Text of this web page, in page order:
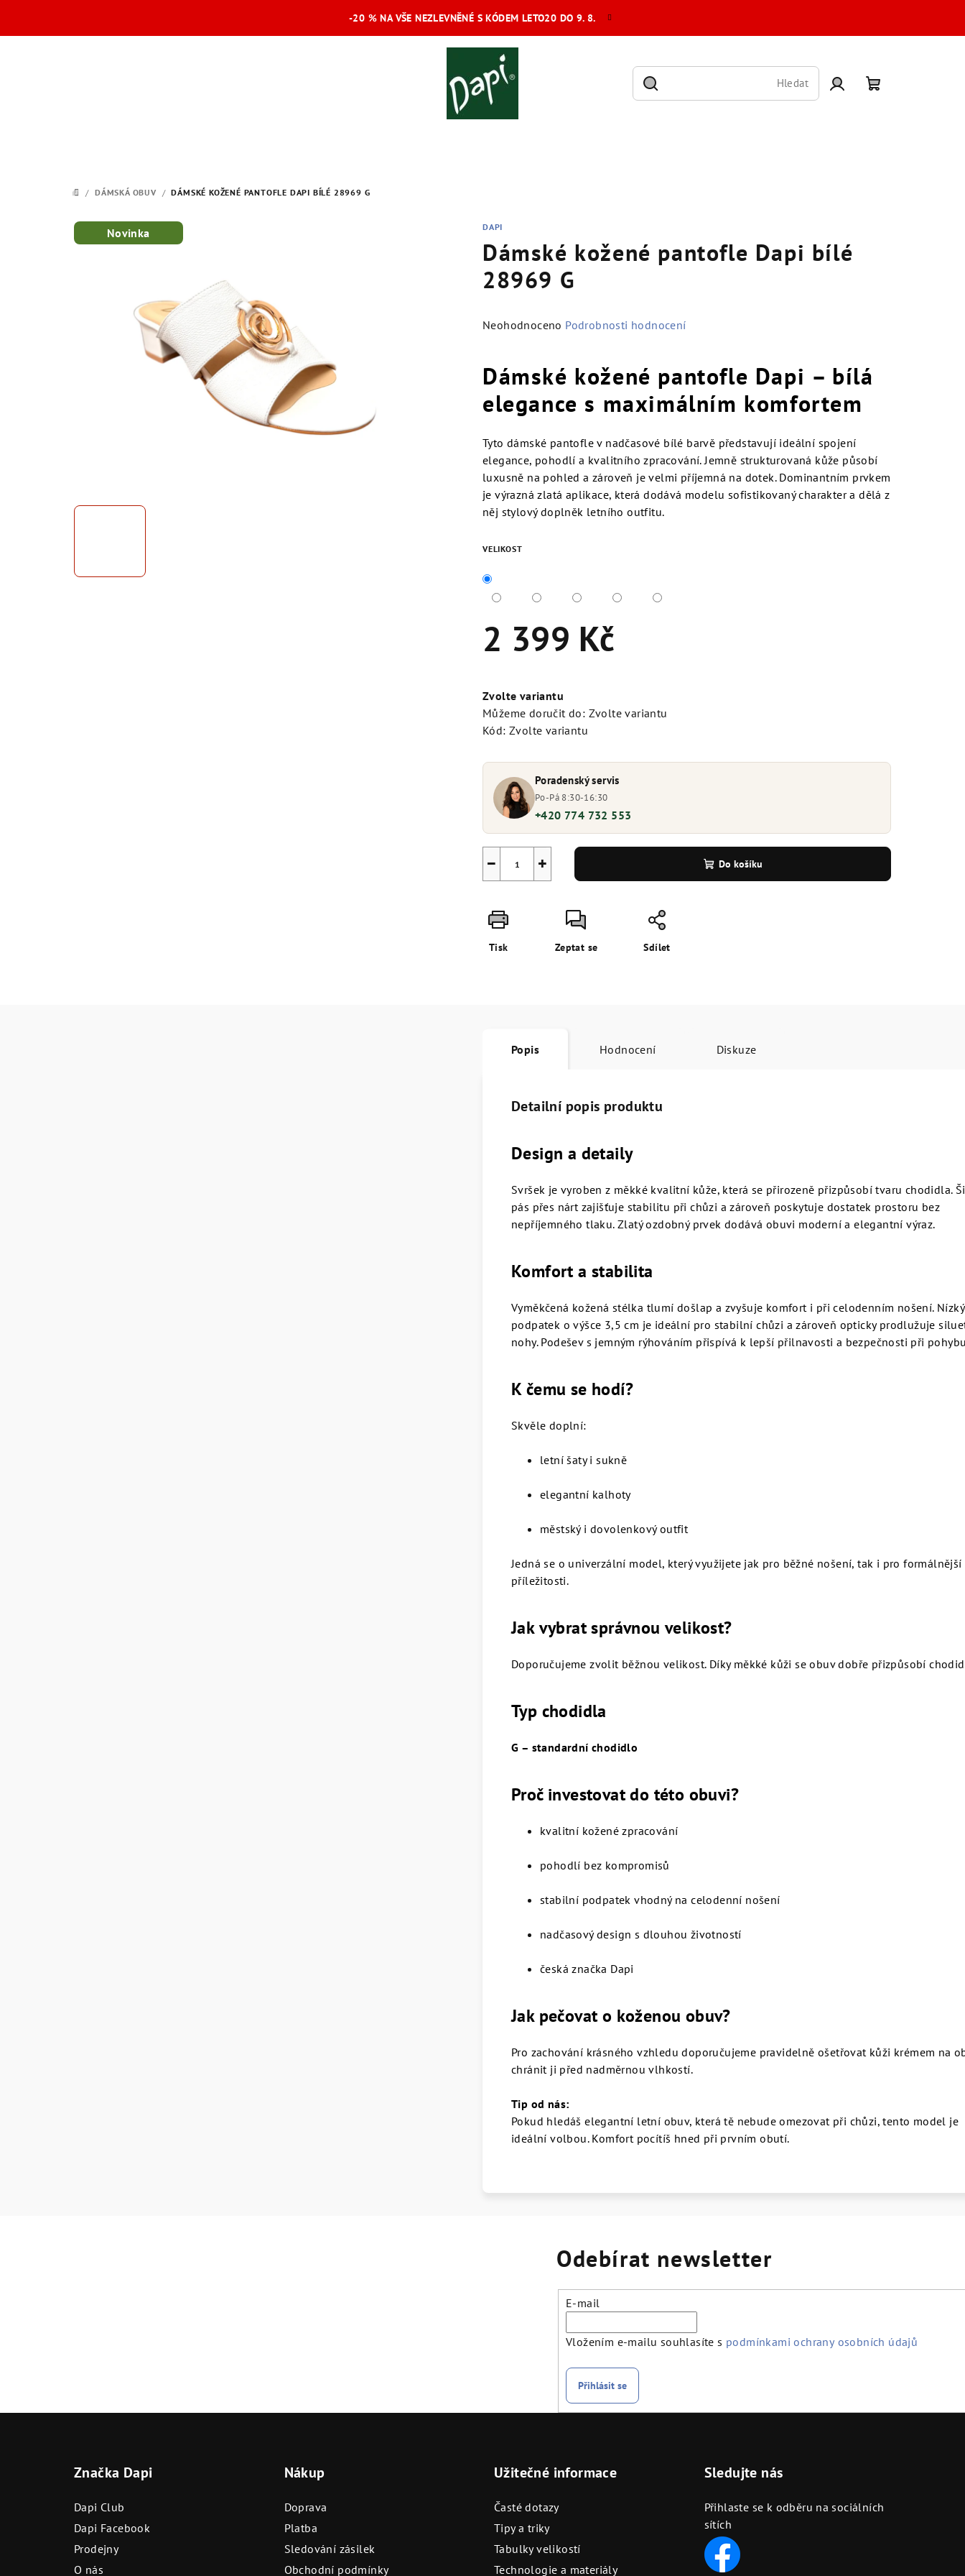
-20 % NA VŠE NEZLEVNĚNÉ S KÓDEM LETO20 DO 9. 8.
Hledat
DOMŮ
/ DÁMSKÁ OBUV / DÁMSKÉ KOŽENÉ PANTOFLE DAPI BÍLÉ 28969 G
DAPI
Dámské kožené pantofle Dapi bílé
28969 G
Průměrné
je
0,0
z
hvězdiček.
Neohodnoceno Podrobnosti hodnocení
Dámské kožené pantofle Dapi – bílá
elegance s maximálním komfortem
Tyto dámské pantofle v nadčasové bílé barvě představují ideální spojení
elegance, pohodlí a kvalitního zpracování. Jemně strukturovaná kůže působí
luxusně na pohled a zároveň je velmi příjemná na dotek. Dominantním prvkem
je výrazná zlatá aplikace, která dodává modelu sofistikovaný charakter a dělá z
něj stylový doplněk letního outfitu.
VELIKOST
2 399 Kč
cena:
Zvolte variantu
Můžeme doručit do: Zvolte variantu
Kód: Zvolte variantu
Poradenský servis
Po-Pá 8:30-16:30
+420 774 732 553
+
− Do košíku
Tisk Zeptat se Sdílet
Novinka
Popis Hodnocení Diskuze
Detailní popis produktu
Design a detaily
Svršek je vyroben z měkké kvalitní kůže, která se přirozeně přizpůsobí tvaru chodidla.
pás přes nárt zajišťuje stabilitu při chůzi a zároveň poskytuje dostatek prostoru bez
nepříjemného tlaku. Zlatý ozdobný prvek dodává obuvi moderní a elegantní výraz.
Komfort a stabilita
Vyměkčená kožená stélka tlumí došlap a zvyšuje komfort i při celodenním nošení. Nízký
podpatek o výšce 3,5 cm je ideální pro stabilní chůzi a zároveň opticky prodlužuje
nohy. Podešev s jemným rýhováním přispívá k lepší přilnavosti a bezpečnosti při
K čemu se hodí?
Skvěle doplní:
letní šaty i sukně
elegantní kalhoty
městský i dovolenkový outfit
Jedná se o univerzální model, který využijete jak pro běžné nošení, tak i pro formálnější
příležitosti.
Jak vybrat správnou velikost?
Doporučujeme zvolit běžnou velikost. Díky měkké kůži se obuv dobře přizpůsobí
Typ chodidla
G – standardní chodidlo
Proč investovat do této obuvi?
kvalitní kožené zpracování
pohodlí bez kompromisů
stabilní podpatek vhodný na celodenní nošení
nadčasový design s dlouhou životností
česká značka Dapi
Jak pečovat o koženou obuv?
Pro zachování krásného vzhledu doporučujeme pravidelně ošetřovat kůži krémem na
chránit ji před nadměrnou vlhkostí.
Tip od nás:
Pokud hledáš elegantní letní obuv, která tě nebude omezovat při chůzi, tento model je
ideální volbou. Komfort pocítíš hned při prvním obutí.
Odebírat newsletter
E-mail
Vložením e-mailu souhlasíte s podmínkami ochrany osobních údajů
Přihlásit se
Značka Dapi
Dapi Club
Dapi Facebook
Prodejny
O nás
Nákup
Doprava
Platba
Sledování zásilek
Obchodní podmínky
Užitečné informace
Časté dotazy
Tipy a triky
Tabulky velikostí
Technologie a materiály
Sledujte nás
Přihlaste se k odběru na sociálních
sítích